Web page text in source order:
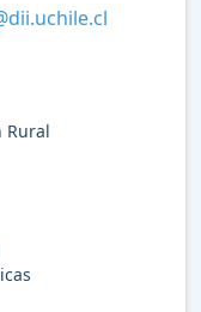
Rural